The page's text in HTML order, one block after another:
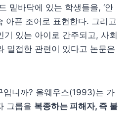
밑바닥에 있는 학생들을, ‘안
아픈 조어로 표현한다. 그리고
기 있는 아이로 간주되고, 사회
밀접한 관련이 있다고 논문은
입니까? 올웨우스(1993)는 가
그룹을 복종하는 피해자, 즉 불